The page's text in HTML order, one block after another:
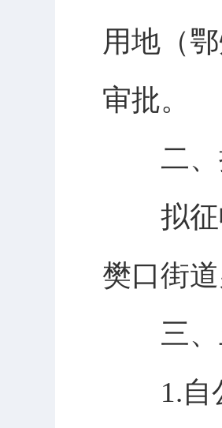
用地（
审批。
二、拟
拟征收
樊口街
三、
1.自公